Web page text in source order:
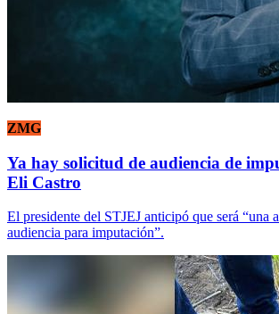
ZMG
Ya hay solicitud de audiencia de
Eli Castro
El presidente del STJEJ anticipó que será “una
audiencia para imputación”.